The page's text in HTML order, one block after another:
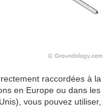
raccordées à la
en Europe ou dans les
vous pouvez utiliser,